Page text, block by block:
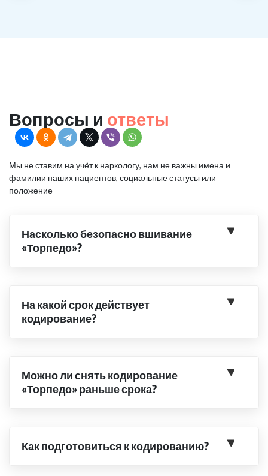
Вопросы и ответы
Мы не ставим на учёт к наркологу, нам не важны имена и
фамилии наших пациентов, социальные статусы или
положение
Насколько безопасно вшивание
«Торпедо»?
На какой срок действует
кодирование?
Можно ли снять кодирование
«Торпедо» раньше срока?
Как подготовиться к кодированию?